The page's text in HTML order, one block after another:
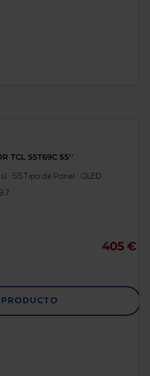
TCL 55T69C 55''
: 55Tipo de Panel : QLED
405 €
PRODUCTO